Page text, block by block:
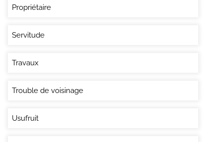
Propriétaire
Servitude
Travaux
Trouble de voisinage
Usufruit